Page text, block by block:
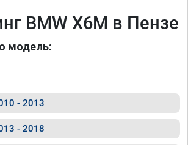
BMW X6M в Пензе
модель:
- 2013
- 2018